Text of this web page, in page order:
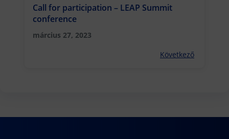
Call for participation – LEAP Summit
conference
március 27, 2023
Következő